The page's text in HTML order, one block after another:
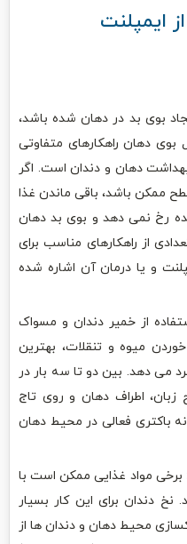
ایمپلنت
بوی بد در دهان شده باشد،
بوی دهان راهکارهای متفاوتی
دهان و دندان است. اگر
ممکن باشد، باقی ماندن غذا
رخ نمی دهد و بوی بد دهان
از راهکارهای مناسب برای
و یا درمان آن اشاره شده
از خمیر دندان و مسواک
میوه و تنقلات، بهترین
می دهد. بین دو تا سه بار در
زبان، اطراف دهان و روی تاج
باکتری فعالی در محیط دهان
برخی مواد غذایی ممکن است با
دندان برای این کار بسیار
محیط دهان و دندان ها از